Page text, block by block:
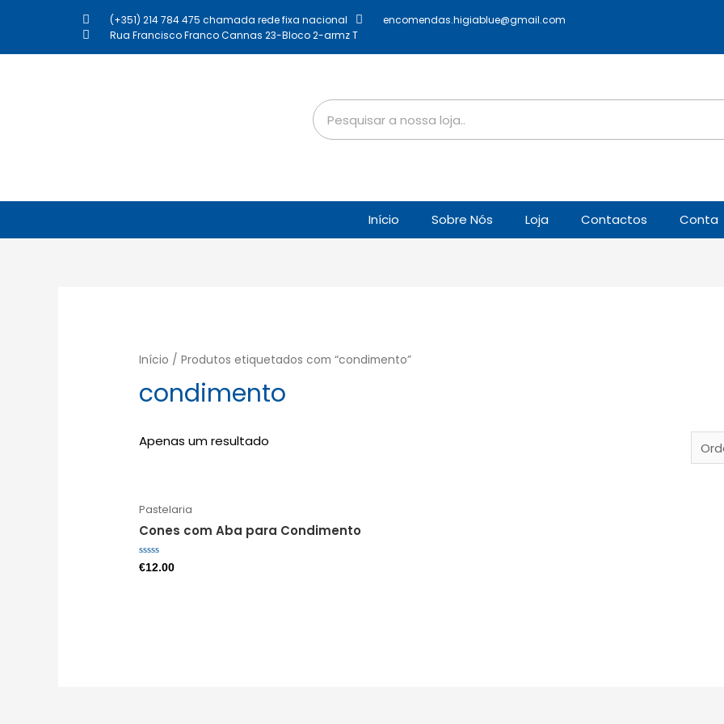
(+351) 214 784 475 chamada rede fixa nacional
encomendas.higiablue@gmail.com
Rua Francisco Franco Cannas 23-Bloco 2-armz T
Início Sobre Nós Loja Contactos Conta
Início / Produtos etiquetados com “condimento”
condimento
Apenas um resultado
Pastelaria
Cones com Aba para Condimento
Avaliação
0
€12.00